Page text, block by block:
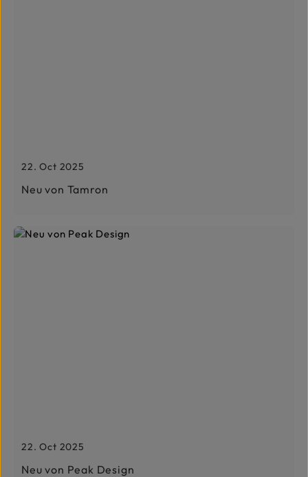
22. Oct 2025
Neu von Tamron
22. Oct 2025
Neu von Peak Design